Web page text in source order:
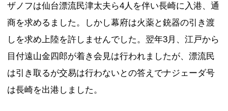
ザノフは仙台漂流民津太夫ら4人を伴い長崎に入港、通
商を求めるました。しかし幕府は火薬と銃器の引き渡
しを求め上陸を許しませんでした。翌年3月、江戸から
目付遠山金四郎が着き会見は行われましたが、漂流民
は引き取るが交易は行わないとの答えでナジェーダ号
は長崎を出港しました。